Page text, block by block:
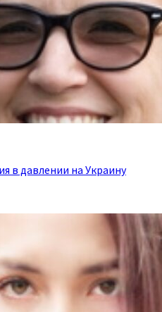
в давлении на Украину